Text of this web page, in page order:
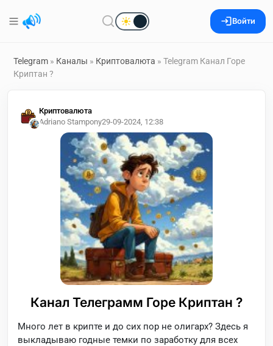
Войти
Telegram » Каналы » Криптовалюта » Telegram Канал Горе
Криптан ?
Криптовалюта
Adriano Stampony29-09-2024, 12:38
Канал Телеграмм Горе Криптан ?
Много лет в крипте и до сих пор не олигарх? Здесь я
выкладываю годные темки по заработку для всех